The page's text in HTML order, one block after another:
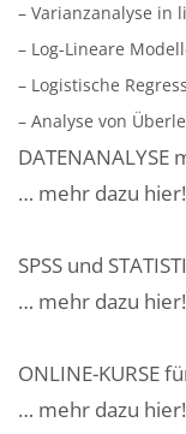
– Varianzanalyse in
– Log-Lineare
– Logistische
– Analyse von
DATENANALYSE
… mehr dazu hier!
SPSS und
… mehr dazu hier!
ONLINE-KURSE
… mehr dazu hier!